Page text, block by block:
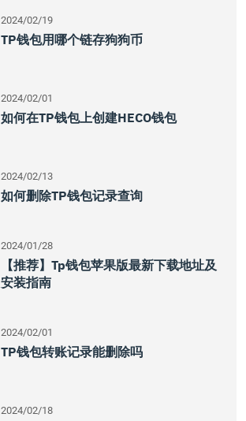
2024/02/19
TP钱包用哪个链存狗狗币
2024/02/01
如何在TP钱包上创建HECO钱包
2024/02/13
如何删除TP钱包记录查询
2024/01/28
【推荐】Tp钱包苹果版最新下载地址及
安装指南
2024/02/01
TP钱包转账记录能删除吗
2024/02/18